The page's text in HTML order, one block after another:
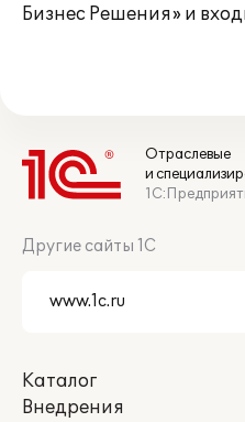
Бизнес Решения» и
Отраслевые
и
Другие сайты 1С
Каталог
Внедрения